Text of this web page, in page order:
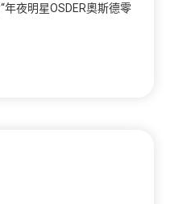
夜明星OSDER奧斯德零